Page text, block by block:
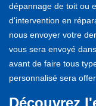
dépannage de toit ou
d'intervention en
nous envoyer votre
vous sera envoyé
avant de faire tous
personnalisé sera
Découvrez